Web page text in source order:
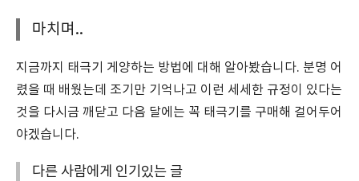
마치며..
지금까지 태극기 게양하는 방법에 대해 알아봤습니다. 분명 어
렸을 때 배웠는데 조기만 기억나고 이런 세세한 규정이 있다는
것을 다시금 깨닫고 다음 달에는 꼭 태극기를 구매해 걸어두어
야겠습니다.
다른 사람에게 인기있는 글